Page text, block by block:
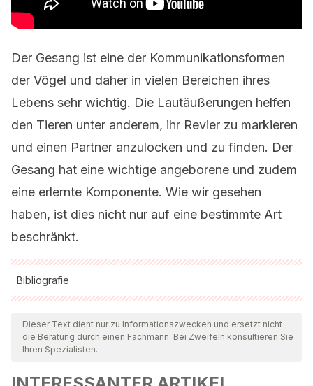
Der Gesang ist eine der Kommunikationsformen
der Vögel und daher in vielen Bereichen ihres
Lebens sehr wichtig. Die Lautäußerungen helfen
den Tieren unter anderem, ihr Revier zu markieren
und einen Partner anzulocken und zu finden. Der
Gesang hat eine wichtige angeborene und zudem
eine erlernte Komponente. Wie wir gesehen
haben, ist dies nicht nur auf eine bestimmte Art
beschränkt.
Bibliografie
Alle zitierten Quellen wurden von unserem Team gründlich
geprüft, um deren Qualität, Verlässlichkeit, Aktualität und
Gültigkeit zu gewährleisten. Die Bibliographie dieses Artikels
präzise angesehen.
Dieser Text dient nur zu Informationszwecken und ersetzt nicht
die Beratung durch einen Fachmann. Bei Zweifeln konsultieren Sie
Ihren Spezialisten.